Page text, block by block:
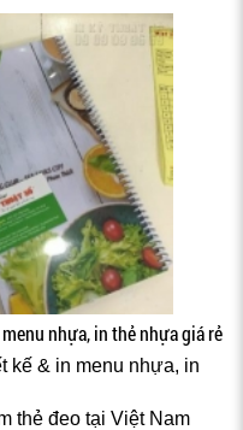
nhựa, in thẻ nhựa giá rẻ
kế & in menu nhựa, in
thẻ đeo tại Việt Nam